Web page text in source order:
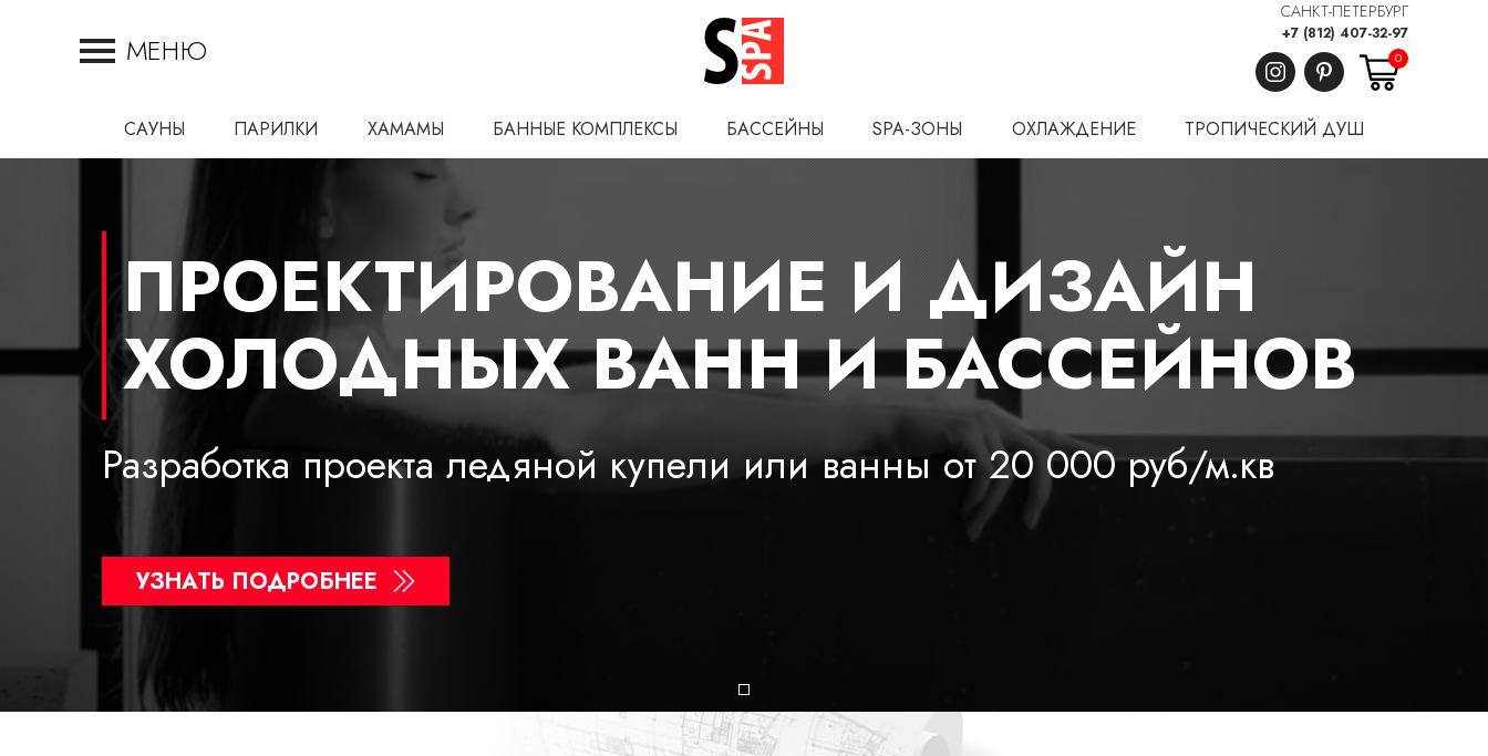
МЕНЮ
САНКТ-ПЕТЕРБУРГ
+7 (812) 407-32-97
0
САУНЫ ПАРИЛКИ ХАМАМЫ БАННЫЕ КОМПЛЕКСЫ БАССЕЙНЫ SPA-ЗОНЫ ОХЛАЖДЕНИЕ ТРОПИЧЕСКИЙ ДУШ
ПРОЕКТИРОВАНИЕ И ДИЗАЙН
ХОЛОДНЫХ ВАНН И БАССЕЙНОВ
Разработка проекта ледяной купели или ванны от 20 000 руб/м.кв
УЗНАТЬ ПОДРОБНЕЕ
Item